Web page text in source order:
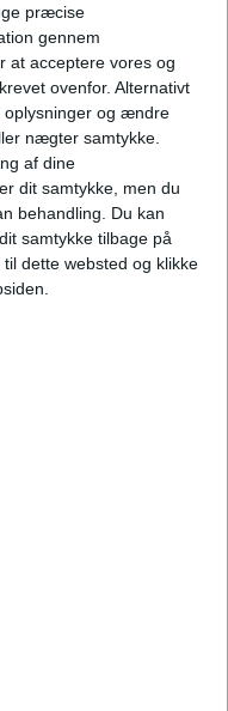
præcise
gennem
at acceptere vores og
ovenfor. Alternativt
oplysninger og ændre
nægter samtykke.
af dine
dit samtykke, men du
behandling.
Du kan
samtykke tilbage på
dette websted og klikke
MAX
men
kunde
til 2027.
hotelchef